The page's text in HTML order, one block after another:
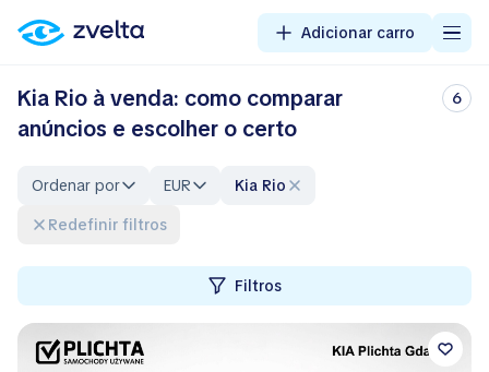
Adicionar carro
Kia Rio à venda: como comparar
anúncios e escolher o certo
6
Ordenar por EUR
Kia Rio
Redefinir filtros
Filtros